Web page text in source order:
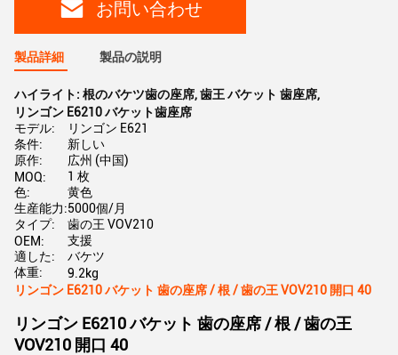
お問い合わせ
製品詳細 製品の説明
ハイライト: 根のバケツ歯の座席,歯王 バケット 歯座席,
リンゴン E6210 バケット歯座席
モデル:
リンゴン E621
条件:
新しい
原作:
広州 (中国)
MOQ:
1 枚
色:
黄色
生産能力:5000個/月
タイプ:
歯の王 VOV210
OEM:
支援
適した:
バケツ
体重:
9.2kg
リンゴン E6210 バケット 歯の座席 / 根 / 歯の王 VOV210 開口 40
リンゴン E6210 バケット 歯の座席 / 根 / 歯の王
VOV210 開口 40